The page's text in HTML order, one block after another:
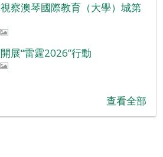
察澳琴國際教育（大學）城第
展“雷霆2026”行動
查看全部